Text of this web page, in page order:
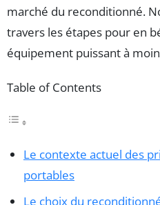
marché du reconditionné.
travers les étapes pour en
équipement puissant à
Table of Contents
Le contexte actuel des
portables
Le choix du